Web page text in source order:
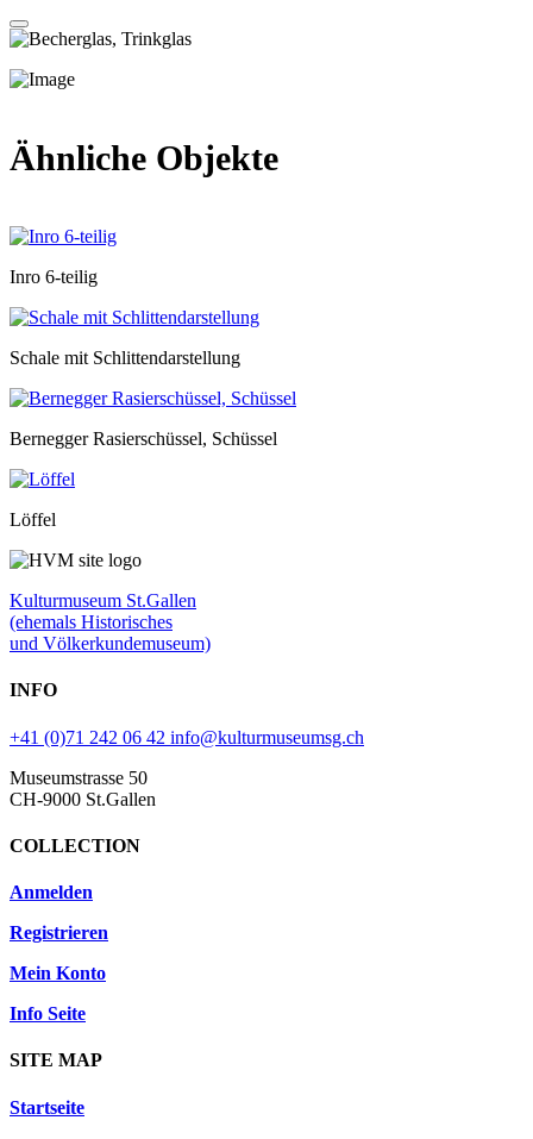
Ähnliche Objekte
Inro 6-teilig
Schale mit Schlittendarstellung
Bernegger Rasierschüssel, Schüssel
Löffel
Kulturmuseum St.Gallen
(ehemals Historisches
und Völkerkundemuseum)
INFO
+41 (0)71 242 06 42 info@kulturmuseumsg.ch
Museumstrasse 50
CH-9000 St.Gallen
COLLECTION
Anmelden
Registrieren
Mein Konto
Info Seite
SITE MAP
Startseite